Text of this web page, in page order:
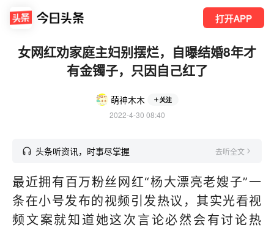
打开APP
女网红劝家庭主妇别摆烂，自曝结婚8年才
有金镯子，只因自己红了
萌神木木 关注
2022-4-30 08:40
头条听资讯，时事尽掌握 去听全文
最近拥有百万粉丝网红“杨大漂亮老嫂子”一
条在小号发布的视频引发热议，其实光看视
频文案就知道她这次言论必然会有讨论热